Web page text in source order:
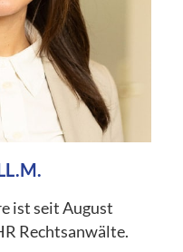
ist seit August
Rechtsanwälte.